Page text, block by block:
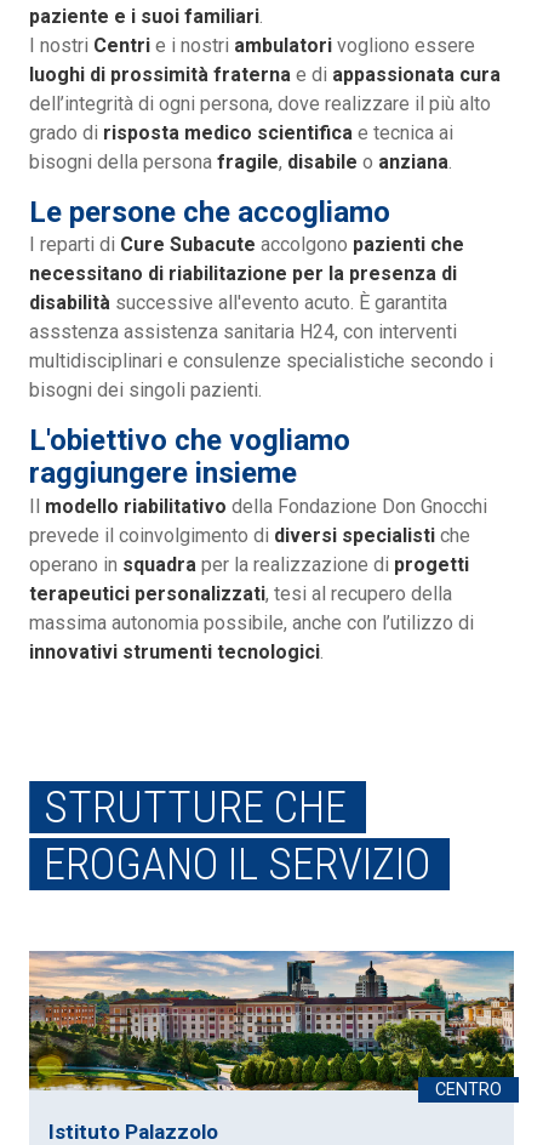
paziente e i suoi familiari.
I nostri Centri e i nostri ambulatori vogliono essere
luoghi di prossimità fraterna e di appassionata cura
dell’integrità di ogni persona, dove realizzare il più alto
grado di risposta medico scientifica e tecnica ai
bisogni della persona fragile, disabile o anziana.
Le persone che accogliamo
I reparti di Cure Subacute accolgono pazienti che
necessitano di riabilitazione per la presenza di
disabilità successive all'evento acuto. È garantita
assstenza assistenza sanitaria H24, con interventi
multidisciplinari e consulenze specialistiche secondo i
bisogni dei singoli pazienti.
L'obiettivo che vogliamo
raggiungere insieme
Il modello riabilitativo della Fondazione Don Gnocchi
prevede il coinvolgimento di diversi specialisti che
operano in squadra per la realizzazione di progetti
terapeutici personalizzati, tesi al recupero della
massima autonomia possibile, anche con l’utilizzo di
innovativi strumenti tecnologici.
STRUTTURE CHE
EROGANO IL SERVIZIO
Istituto Palazzolo